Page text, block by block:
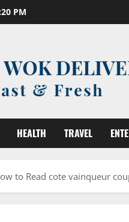
PM
HEALTH TRAVEL
to Read cote vainqueur